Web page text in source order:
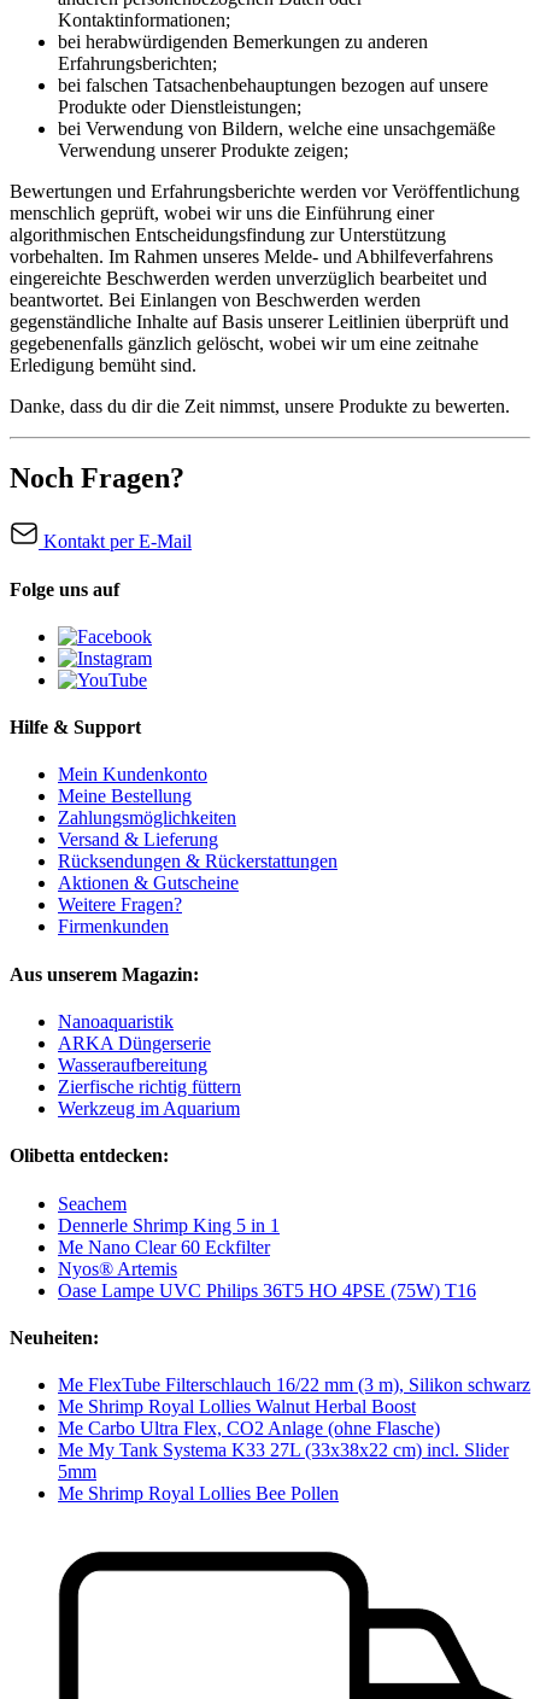
Kontaktinformationen;
bei herabwürdigenden Bemerkungen zu anderen
Erfahrungsberichten;
bei falschen Tatsachenbehauptungen bezogen auf unsere
Produkte oder Dienstleistungen;
bei Verwendung von Bildern, welche eine unsachgemäße
Verwendung unserer Produkte zeigen;
Bewertungen und Erfahrungsberichte werden vor Veröffentlichung
menschlich geprüft, wobei wir uns die Einführung einer
algorithmischen Entscheidungsfindung zur Unterstützung
vorbehalten. Im Rahmen unseres Melde- und Abhilfeverfahrens
eingereichte Beschwerden werden unverzüglich bearbeitet und
beantwortet. Bei Einlangen von Beschwerden werden
gegenständliche Inhalte auf Basis unserer Leitlinien überprüft und
gegebenenfalls gänzlich gelöscht, wobei wir um eine zeitnahe
Erledigung bemüht sind.
Danke, dass du dir die Zeit nimmst, unsere Produkte zu bewerten.
Noch Fragen?
Kontakt per E-Mail
Folge uns auf
Hilfe & Support
Mein Kundenkonto
Meine Bestellung
Zahlungsmöglichkeiten
Versand & Lieferung
Rücksendungen & Rückerstattungen
Aktionen & Gutscheine
Weitere Fragen?
Firmenkunden
Aus unserem Magazin:
Nanoaquaristik
ARKA Düngerserie
Wasseraufbereitung
Zierfische richtig füttern
Werkzeug im Aquarium
Olibetta entdecken:
Seachem
Dennerle Shrimp King 5 in 1
Me Nano Clear 60 Eckfilter
Nyos® Artemis
Oase Lampe UVC Philips 36T5 HO 4PSE (75W) T16
Neuheiten:
Me FlexTube Filterschlauch 16/22 mm (3 m), Silikon schwarz
Me Shrimp Royal Lollies Walnut Herbal Boost
Me Carbo Ultra Flex, CO2 Anlage (ohne Flasche)
Me My Tank Systema K33 27L (33x38x22 cm) incl. Slider
5mm
Me Shrimp Royal Lollies Bee Pollen